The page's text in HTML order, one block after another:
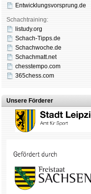
Entwicklungsvorsprung.de
Schachtraining:
listudy.org
Schach-Tipps.de
Schachwoche.de
Schachmatt.net
chesstempo.com
365chess.com
Unsere Förderer